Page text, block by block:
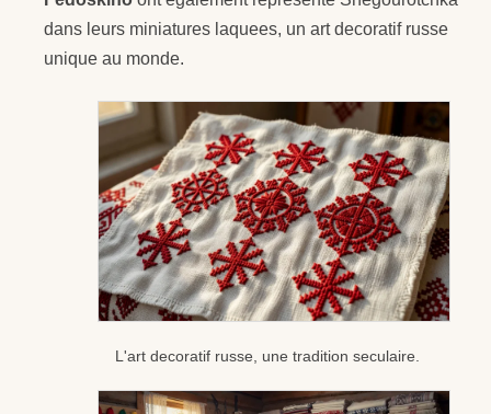
dans leurs miniatures laquees, un art decoratif russe
unique au monde.
L'art decoratif russe, une tradition seculaire.